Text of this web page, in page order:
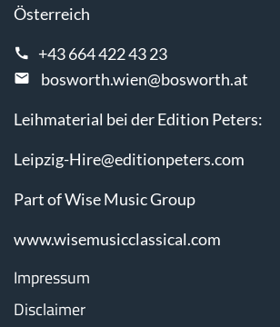
Österreich
+43 664 422 43 23
bosworth.wien@bosworth.at
Leihmaterial bei der Edition Peters:
Leipzig-Hire@editionpeters.com
Part of Wise Music Group
www.wisemusicclassical.com
Impressum
Disclaimer